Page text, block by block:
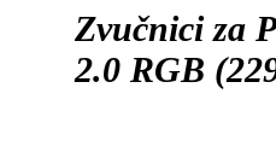
Zvučnici za
2.0 RGB